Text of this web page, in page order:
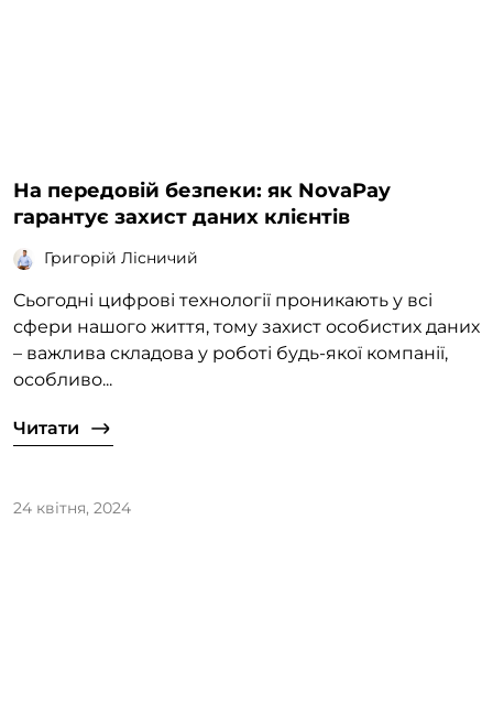
На передовій безпеки: як NovaPay
гарантує захист даних клієнтів
Григорій Лісничий
Сьогодні цифрові технології проникають у всі
сфери нашого життя, тому захист особистих даних
– важлива складова у роботі будь-якої компанії,
особливо...
Читати
24 квітня, 2024